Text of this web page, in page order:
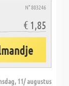
N° 803246
€ 1,85
11/ augustus